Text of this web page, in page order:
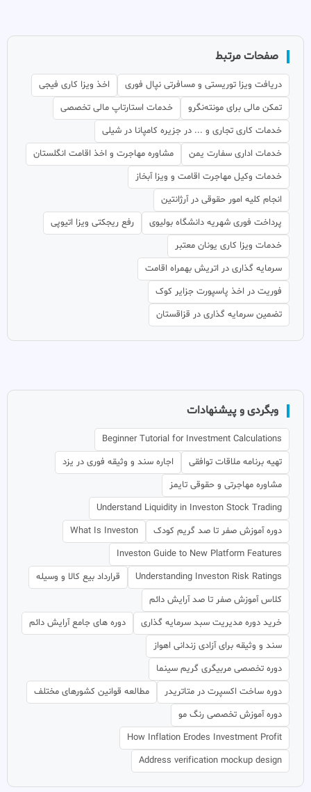
صفحات مرتبط
دریافت ویزا توریستی و مسافرتی نپال فوری
اخذ ویزا کاری فیجی
تمکن مالی برای مونته‌نگرو
خدمات استارتاپ مالی تخصصی
خدمات کاری تجاری و ... در جزیره کامپانا در شیلی
خدمات اداری سفارت یمن
مشاوره مهاجرت و اخذ اقامت انگلستان
خدمات وکیل مهاجرت اقامت و ویزا آبخاز
انجام کلیه امور حقوقی در آرژانتین
پرداخت فوری شهریه دانشگاه بولیوی
رفع ریجکتی ویزا اتیوپی
خدمات ویزا کاری یونان معتبر
سرمایه گذاری در اتریش بهمراه اقامت
فوریت در اخذ پاسپورت جزایر کوک
تضمین سرمایه گذاری در قزاقستان
وبگردی و پیشنهادات
Beginner Tutorial for Investment Calculations
تهیه برنامه ملاقات توافقی
اجاره سند و وثیقه فوری در یزد
مشاوره مهاجرتی و حقوقی تایمز
Understand Liquidity in Investon Stock Trading
دوره آموزش صفر تا صد گریم کودک
What Is Investon
Investon Guide to New Platform Features
Understanding Investon Risk Ratings
قرارداد بیع کالا و وسیله
کلاس آموزش صفر تا صد آرایش دائم
خرید دوره مدیریت سبد سرمایه گذاری
دوره های جامع آرایش دائم
سند و وثیقه برای آزادی زندانی اهواز
دوره تخصصی مربیگری گریم سینما
دوره ساخت اکسپرت در متاتریدر
مطالعه قوانین کشورهای مختلف
دوره آموزش تخصصی رنگ مو
How Inflation Erodes Investment Profit
Address verification mockup design